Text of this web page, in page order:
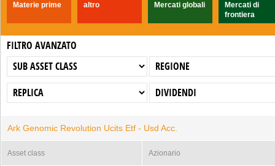
Materie prime altro Mercati globali
Mercati di
frontiera
FILTRO AVANZATO
Ark Genomic Revolution Ucits Etf - Usd Acc.
Asset class Azionario